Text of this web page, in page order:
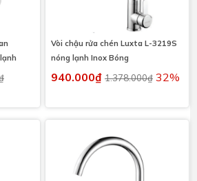
Vòi chậu rửa chén Luxta L-3219S
nóng lạnh Inox Bóng
940.000₫ 1.378.000₫ 32%